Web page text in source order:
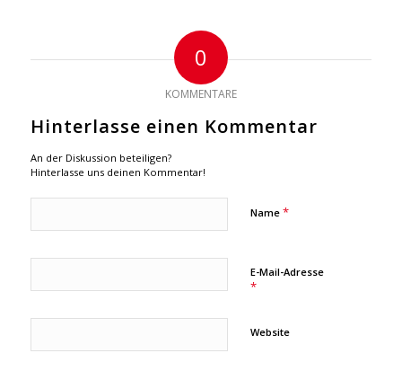
0
KOMMENTARE
Hinterlasse einen Kommentar
An der Diskussion beteiligen?
Hinterlasse uns deinen Kommentar!
Name *
E-Mail-Adresse
*
Website